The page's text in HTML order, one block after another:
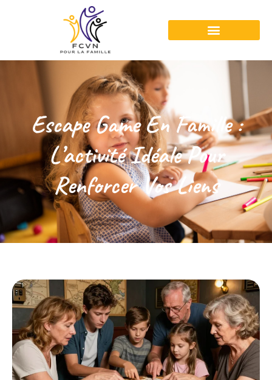
Escape Game En Famille :
L’activité Idéale Pour
Renforcer Vos Liens